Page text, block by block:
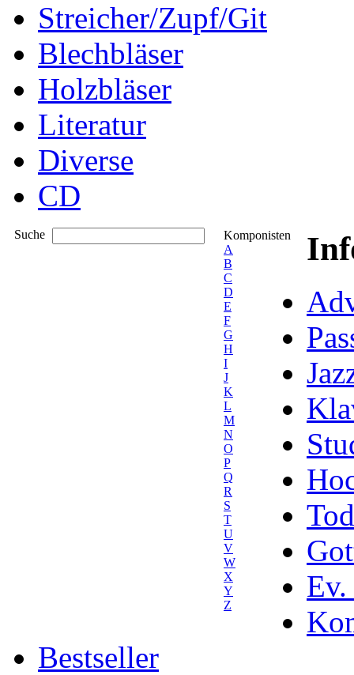
Streicher/Zupf/Git
Blechbläser
Holzbläser
Literatur
Diverse
CD
Suche
Komponisten
A
B
C
D
E
F
G
H
I
J
K
L
M
N
O
P
Q
R
S
T
U
V
W
X
Y
Z
Ev.
Bestseller